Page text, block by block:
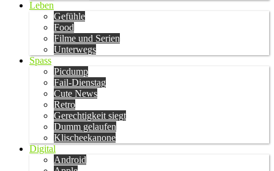
Leben
Gefühle
Food
Filme und Serien
Unterwegs
Spass
Picdump
Fail-Dienstag
Cute News
Retro
Gerechtigkeit siegt
Dumm gelaufen
Klischeekanone
Digital
Android